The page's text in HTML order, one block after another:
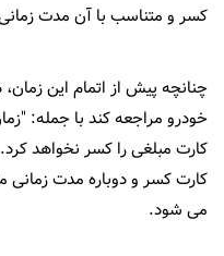
کسر و متناسب با آن مدت
چنانچه پيش از اتمام این زمان،
خودرو مراجعه کند با جمله:
کارت مبلغی را کسر نخواهد کرد.
کارت کسر و دوباره مدت زمانی
می شود.